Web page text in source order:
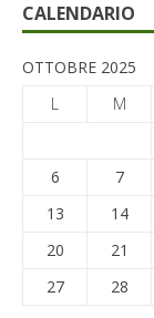
CALENDARIO
OTTOBRE 2025
L
M
6
7
13
14
20
21
27
28